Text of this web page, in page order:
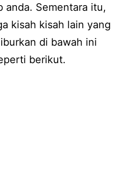
anda. Sementara itu,
kisah kisah lain yang
di bawah ini
berikut.